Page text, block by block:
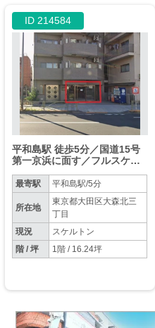
ID 214584
平和島駅 徒歩5分／国道15号
第一京浜に面す／フルスケル
ョンあり【物販のみ】
最寄駅 平和島駅/5分
所在地
東京都大田区大森北三
丁目
現況
スケルトン
階 / 坪
1階 / 16.24坪